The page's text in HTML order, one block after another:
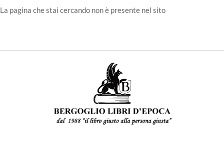
La pagina che stai cercando non è presente nel sito